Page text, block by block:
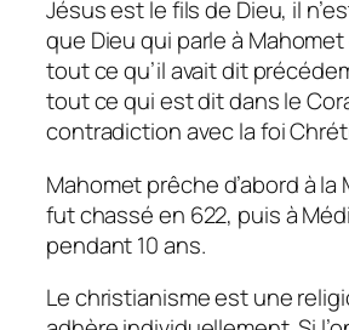
Jésus est le fils de Dieu, il
que Dieu qui parle à
tout ce qu’il avait dit
tout ce qui est dit dans le
contradiction avec la foi
Mahomet prêche d’abord à la
fut chassé en 622, puis à
pendant 10 ans.
Le christianisme est une